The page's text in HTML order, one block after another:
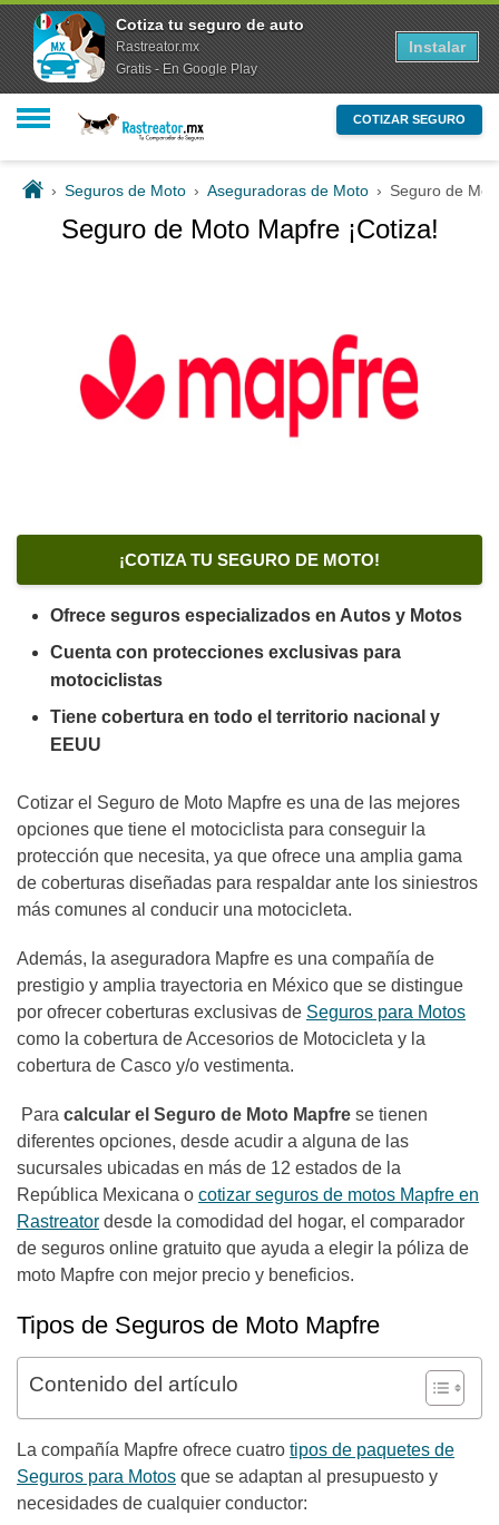
COTIZAR SEGURO
› Seguros de Moto › Aseguradoras de Moto › Seguro de
Seguro de Moto Mapfre ¡Cotiza!
¡COTIZA TU SEGURO DE MOTO!
Ofrece seguros especializados en Autos y Motos
Cuenta con protecciones exclusivas para
motociclistas
Tiene cobertura en todo el territorio nacional y
EEUU
Cotizar el Seguro de Moto Mapfre es una de las mejores
opciones que tiene el motociclista para conseguir la
protección que necesita, ya que ofrece una amplia gama
de coberturas diseñadas para respaldar ante los siniestros
más comunes al conducir una motocicleta.
Además, la aseguradora Mapfre es una compañía de
prestigio y amplia trayectoria en México que se distingue
por ofrecer coberturas exclusivas de Seguros para Motos
como la cobertura de Accesorios de Motocicleta y la
cobertura de Casco y/o vestimenta.
Para calcular el Seguro de Moto Mapfre se tienen
diferentes opciones, desde acudir a alguna de las
sucursales ubicadas en más de 12 estados de la
República Mexicana o cotizar seguros de motos Mapfre en
Rastreator desde la comodidad del hogar, el comparador
de seguros online gratuito que ayuda a elegir la póliza de
moto Mapfre con mejor precio y beneficios.
Tipos de Seguros de Moto Mapfre
Contenido del artículo
La compañía Mapfre ofrece cuatro tipos de paquetes de
Seguros para Motos que se adaptan al presupuesto y
necesidades de cualquier conductor:
Cotiza tu seguro de auto
Rastreator.mx
Gratis - En Google Play
Instalar